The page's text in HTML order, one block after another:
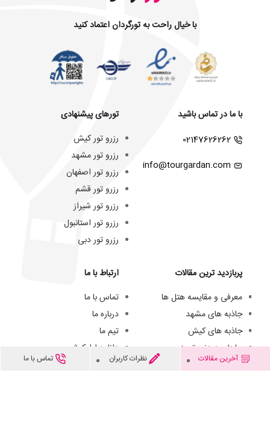
آخرین مقالات نظرات کاربران تماس با ما
با خیال راحت به تورگردان اعتماد کنید
با ما در تماس باشید
02147626262
info@tourgardan.com
تورهای پیشنهادی
رزرو تور کیش
رزرو تور مشهد
رزرو تور اصفهان
رزرو تور قشم
رزرو تور شیراز
رزرو تور استانبول
رزرو تور دبی
پربازدید ترین مقالات
معرفی و مقایسه هتل ها
جاذبه های مشهد
جاذبه های کیش
جاهای دیدنی تبریز
هتل های سه ستاره مشهد
ارتباط با ما
تماس با ما
درباره ما
تیم ما
دانلود اپلیکیشن
فرصت های شغلی